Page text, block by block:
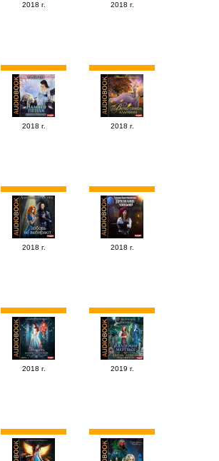
2018 г. 2018 г.
2018 г. 2018 г.
2018 г. 2018 г.
2018 г. 2019 г.